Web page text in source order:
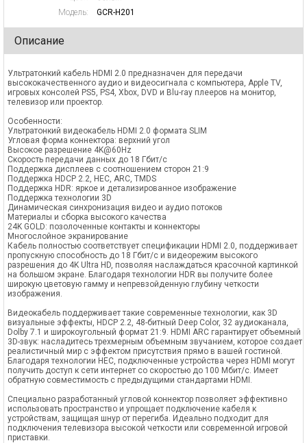
Модель:
GCR-H201
Описание
Ультратонкий кабель HDMI 2.0 предназначен для передачи
высококачественного аудио и видеосигнала с компьютера, Apple TV,
игровых консолей PS5, PS4, Xbox, DVD и Blu-ray плееров на монитор,
телевизор или проектор.
Особенности:
Ультратонкий видеокабель HDMI 2.0 формата SLIM
Угловая форма коннектора: верхний угол
Высокое разрешение 4K@60Hz
Скорость передачи данных до 18 Гбит/c
Поддержка дисплеев с соотношением сторон 21:9
Поддержка HDCP 2.2, HEC, ARC, TMDS
Поддержка HDR: яркое и детализированное изображение
Поддержка технологии 3D
Динамическая синхронизация видео и аудио потоков
Материалы и сборка высокого качества
24K GOLD: позолоченные контакты и коннекторы
Многослойное экранирование
Кабель полностью соответствует спецификации HDMI 2.0, поддерживает
пропускную способность до 18 Гбит/с и видеорежим высокого
разрешения до 4K Ultra HD, позволяя наслаждаться красочной картинкой
на большом экране. Благодаря технологии HDR вы получите более
широкую цветовую гамму и непревзойденную глубину четкости
изображения.
Видеокабель поддерживает такие современные технологии, как 3D
визуальные эффекты, HDCP 2.2, 48-битный Deep Color, 32 аудиоканала,
Dolby 7.1 и широкоугольный формат 21:9. HDMI ARC гарантирует объемный
3D-звук: насладитесь трехмерным объемным звучанием, которое создает
реалистичный мир с эффектом присутствия прямо в вашей гостиной.
Благодаря технологии HEC, подключенные устройства через HDMI могут
получить доступ к сети интернет со скоростью до 100 Мбит/с. Имеет
обратную совместимость с предыдущими стандартами HDMI.
Специально разработанный угловой коннектор позволяет эффективно
использовать пространство и упрощает подключение кабеля к
устройствам, защищая шнур от перегиба. Идеально подходит для
подключения телевизора высокой четкости или современной игровой
приставки.